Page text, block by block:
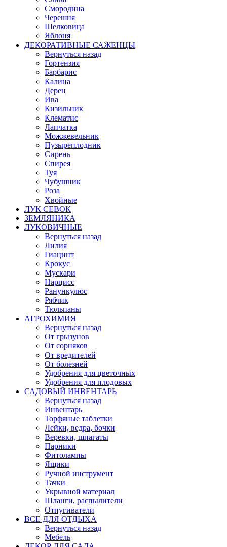
Смородина
Черешня
Шелковица
Яблоня
ДЕКОРАТИВНЫЕ САЖЕНЦЫ
Вернуться назад
Гортензия
Барбарис
Калина
Дерен
Ива
Кизильник
Клематис
Лапчатка
Можжевельник
Пузыреплодник
Сирень
Спирея
Туя
Чубушник
Роза
Хвойные
ЛУК СЕВОК
ЗЕМЛЯНИКА
ЛУКОВИЧНЫЕ
Вернуться назад
Лилия
Гиацинт
Крокус
Мускари
Нарцисс
Ранункулюс
Рябчик
Тюльпаны
АГРОХИМИЯ
Вернуться назад
От грызунов
От сорняков
От вредителей
От болезней
Удобрения для цветочных
Удобрения для плодовых
САДОВЫЙ ИНВЕНТАРЬ
Вернуться назад
Инвентарь
Торфяные таблетки
Лейки, ведра, бочки
Веревки, шпагаты
Парники
Фитолампы
Ящики
Ручной инструмент
Тачки
Укрывной материал
Шланги, распылители
Отпугиватели
ВСЕ ДЛЯ ОТДЫХА
Вернуться назад
Мебель